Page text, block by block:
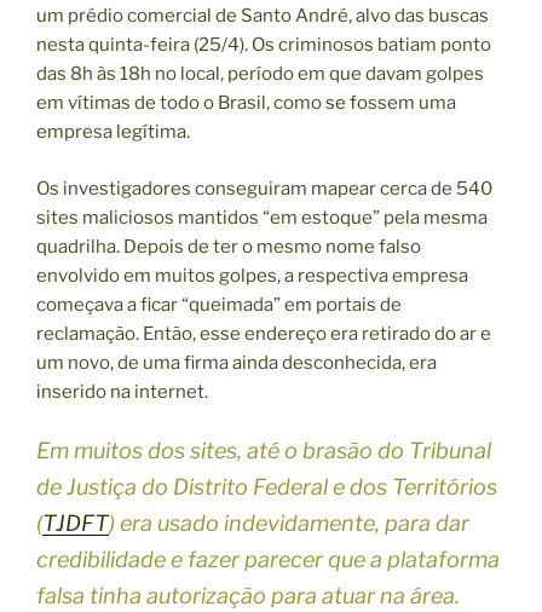
um prédio comercial de Santo André, alvo das buscas
nesta quinta-feira (25/4). Os criminosos batiam ponto
das 8h às 18h no local, período em que davam golpes
em vítimas de todo o Brasil, como se fossem uma
empresa legítima.
Os investigadores conseguiram mapear cerca de 540
sites maliciosos mantidos “em estoque” pela mesma
quadrilha. Depois de ter o mesmo nome falso
envolvido em muitos golpes, a respectiva empresa
começava a ficar “queimada” em portais de
reclamação. Então, esse endereço era retirado do ar e
um novo, de uma firma ainda desconhecida, era
inserido na internet.
Em muitos dos sites, até o brasão do Tribunal
de Justiça do Distrito Federal e dos Territórios
(TJDFT) era usado indevidamente, para dar
credibilidade e fazer parecer que a plataforma
falsa tinha autorização para atuar na área.